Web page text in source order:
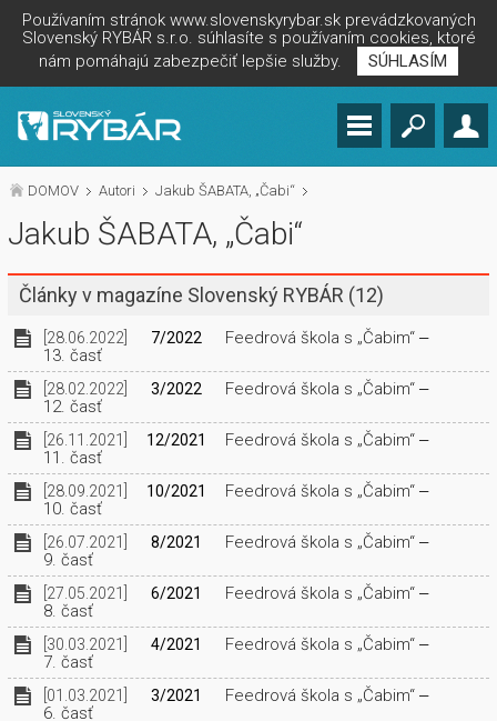
Používaním stránok www.slovenskyrybar.sk prevádzkovaných
Slovenský RYBÁR s.r.o. súhlasíte s používaním cookies, ktoré
nám pomáhajú zabezpečiť lepšie služby.
SÚHLASÍM
DOMOV Autori Jakub ŠABATA, „Čabi“
Jakub ŠABATA, „Čabi“
Články v magazíne Slovenský RYBÁR (12)
[28.06.2022] 7/2022
Feedrová škola s „Čabim“ ‒
13. časť
[28.02.2022] 3/2022
Feedrová škola s „Čabim“ ‒
12. časť
[26.11.2021] 12/2021
Feedrová škola s „Čabim“ ‒
11. časť
[28.09.2021] 10/2021
Feedrová škola s „Čabim“ ‒
10. časť
[26.07.2021] 8/2021
Feedrová škola s „Čabim“ ‒
9. časť
[27.05.2021] 6/2021
Feedrová škola s „Čabim“ ‒
8. časť
[30.03.2021] 4/2021
Feedrová škola s „Čabim“ ‒
7. časť
[01.03.2021] 3/2021
Feedrová škola s „Čabim“ ‒
6. časť